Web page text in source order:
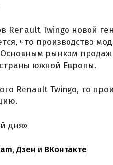
Renault Twingo новой
что производство
рынком продаж
южной Европы.
Renault Twingo, то
дня»
,Дзен и ВКонтакте